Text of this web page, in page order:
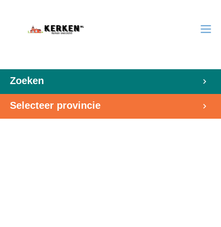
Zoeken
Selecteer provincie